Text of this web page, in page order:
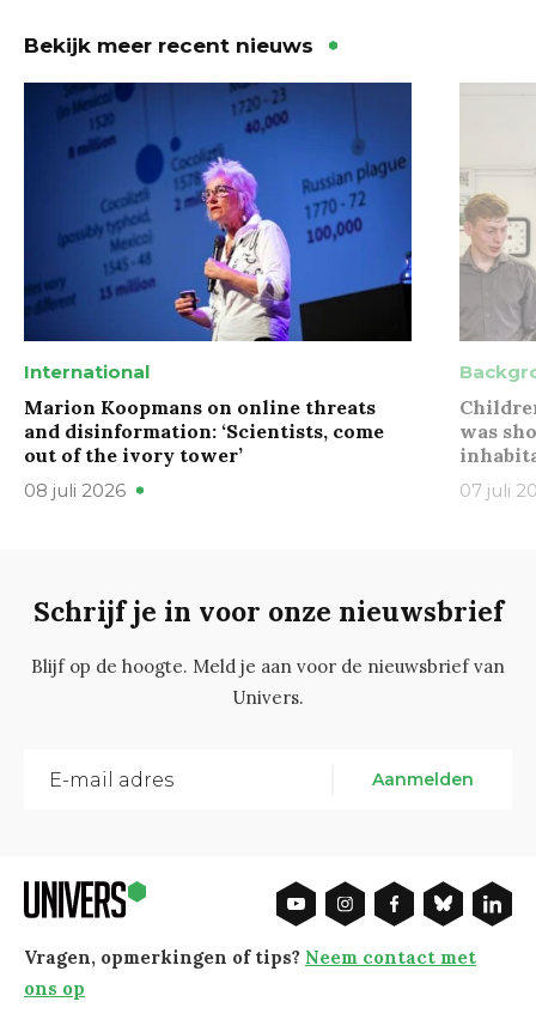
Bekijk meer recent nieuws
International
Marion Koopmans on online threats
and disinformation: ‘Scientists, come
out of the ivory tower’
08 juli 2026
was
07 juli
Schrijf je in voor onze nieuwsbrief
Blijf op de hoogte. Meld je aan voor de nieuwsbrief van
Univers.
Aanmelden
Vragen, opmerkingen of tips? Neem contact met
ons op